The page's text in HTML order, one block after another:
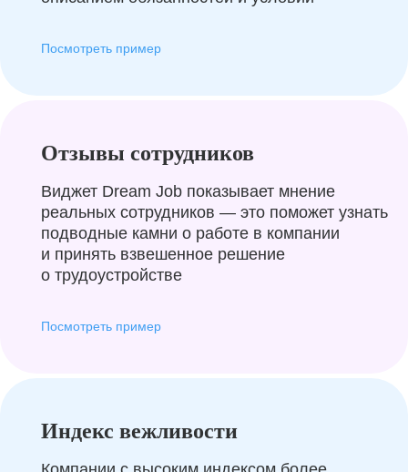
Посмотреть пример
Отзывы сотрудников
Виджет Dream Job показывает мнение
реальных сотрудников — это поможет узнать
подводные камни о работе в компании
и принять взвешенное решение
о трудоустройстве
Посмотреть пример
Индекс вежливости